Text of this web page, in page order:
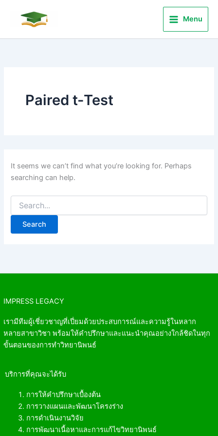
Menu
Paired t-Test
It seems we can’t find what you’re looking for. Perhaps
searching can help.
for:
IMPRESS LEGACY
เรามีทีมผู้เชี่ยวชาญที่เปี่ยมด้วยประสบการณ์และความรู้ในหลาก
หลายสาขาวิชา พร้อมให้คำปรึกษาและแนะนำคุณอย่างใกล้ชิดในทุก
ขั้นตอนของการทำวิทยานิพนธ์
บริการที่คุณจะได้รับ
การให้คำปรึกษาเบื้องต้น
การวางแผนและพัฒนาโครงร่าง
การดำเนินงานวิจัย
การพัฒนาเนื้อหาและการแก้ไขวิทยานิพนธ์